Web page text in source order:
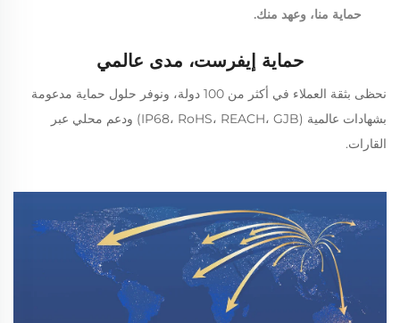
حماية منا، وعهد منك.
حماية إيفرست، مدى عالمي
نحظى بثقة العملاء في أكثر من 100 دولة، ونوفر حلول حماية مدعومة
بشهادات عالمية (IP68، RoHS، REACH، GJB) ودعم محلي عبر
القارات.